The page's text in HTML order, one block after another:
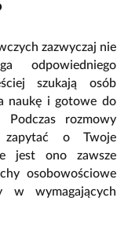
zazwyczaj nie
odpowiedniego
szukają osób
naukę i gotowe do
rozmowy
zapytać o Twoje
jest ono zawsze
osobowościowe
w wymagających